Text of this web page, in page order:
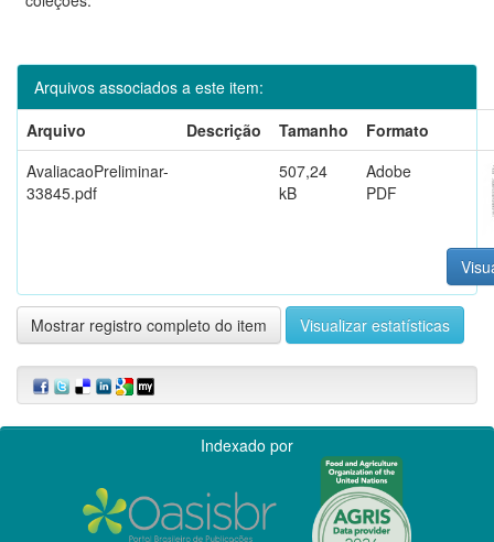
Arquivos associados a este item:
Arquivo
Descrição Tamanho
Formato
AvaliacaoPreliminar-
33845.pdf
507,24
kB
Adobe
PDF
Mostrar registro completo do item Visualizar estatísticas
Indexado por